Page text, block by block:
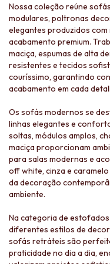
Nossa coleção reúne
modulares, poltronas
elegantes produzidos com
acabamento premium.
maciça, espumas de alta
resistentes e tecidos
couríssimo, garantindo
acabamento em cada
Os sofás modernos se
linhas elegantes e
soltas, módulos amplos,
maciça proporcionam
para salas modernas e
off white, cinza e
da decoração
ambiente.
Na categoria de
diferentes estilos de
sofás retráteis são
praticidade no dia a dia,